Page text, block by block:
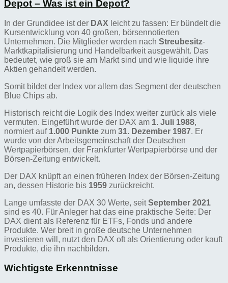
Depot – Was ist ein Depot?
In der Grundidee ist der DAX leicht zu fassen: Er bündelt die
Kursentwicklung von 40 großen, börsennotierten
Unternehmen. Die Mitglieder werden nach Streubesitz-
Marktkapitalisierung und Handelbarkeit ausgewählt. Das
bedeutet, wie groß sie am Markt sind und wie liquide ihre
Aktien gehandelt werden.
Somit bildet der Index vor allem das Segment der deutschen
Blue Chips ab.
Historisch reicht die Logik des Index weiter zurück als viele
vermuten. Eingeführt wurde der DAX am 1. Juli 1988,
normiert auf 1.000 Punkte zum 31. Dezember 1987. Er
wurde von der Arbeitsgemeinschaft der Deutschen
Wertpapierbörsen, der Frankfurter Wertpapierbörse und der
Börsen-Zeitung entwickelt.
Der DAX knüpft an einen früheren Index der Börsen-Zeitung
an, dessen Historie bis 1959 zurückreicht.
Lange umfasste der DAX 30 Werte, seitSeptember 2021
sind es 40. Für Anleger hat das eine praktische Seite: Der
DAX dient als Referenz für ETFs, Fonds und andere
Produkte. Wer breit in große deutsche Unternehmen
investieren will, nutzt den DAX oft als Orientierung oder kauft
Produkte, die ihn nachbilden.
Wichtigste Erkenntnisse